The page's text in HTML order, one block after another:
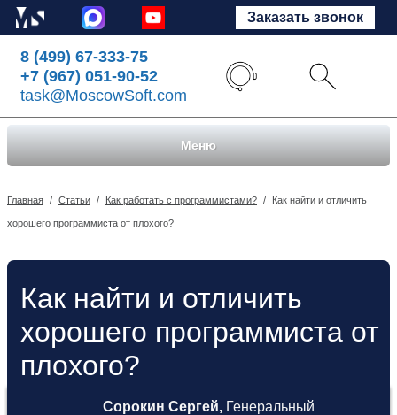
Заказать звонок
8 (499) 67-333-75
+7 (967) 051-90-52
task@MoscowSoft.com
Меню
Главная / Статьи / Как работать с программистами? / Как найти и отличить
хорошего программиста от плохого?
Как найти и отличить
хорошего программиста от
плохого?
Сорокин Сергей, Генеральный